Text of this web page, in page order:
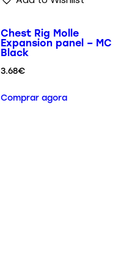
Chest Rig Molle
Expansion panel – MC
Black
3.68€
Comprar agora